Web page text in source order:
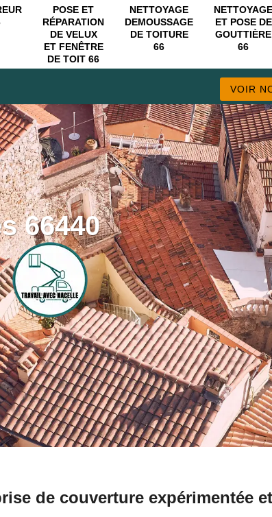
POSE ET
RÉPARATION
DE VELUX
ET FENÊTRE
DE TOIT 66
NETTOYAGE
DEMOUSSAGE
DE TOITURE
66
NETTOYAGE
ET POSE DE
GOUTTIÈRE
66
VOIR
66440
de couverture expérimentée